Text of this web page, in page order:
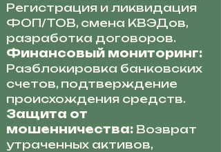
Регистрация и ликвидация
ФОП/ТОВ, смена КВЭДов,
разработка договоров.
Финансовый мониторинг:
Разблокировка банковских
счетов, подтверждение
происхождения средств.
Защита от
мошенничества: Возврат
утраченных активов,